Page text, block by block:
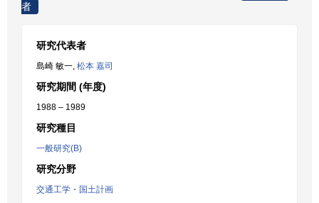
者
研究代表者
島崎 敏一, 松本 嘉司
研究期間 (年度)
1988 – 1989
研究種目
一般研究(B)
研究分野
交通工学・国土計画